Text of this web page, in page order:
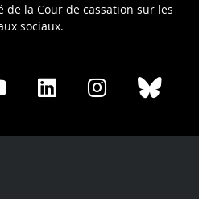
de la Cour de cassation sur les
sociaux.
Share
Youtube
Share
LinkedIn
Share
Instagram